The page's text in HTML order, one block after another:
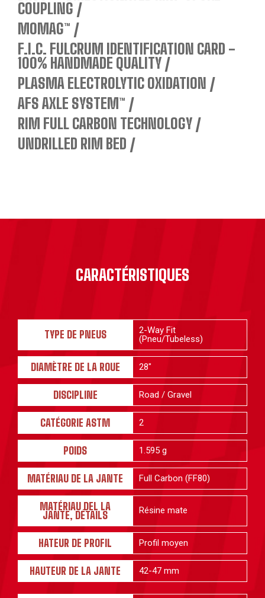
COUPLING
MOMAG™
F.I.C. FULCRUM IDENTIFICATION CARD -
100% HANDMADE QUALITY
PLASMA ELECTROLYTIC OXIDATION
AFS AXLE SYSTEM™
RIM FULL CARBON TECHNOLOGY
UNDRILLED RIM BED
CARACTÉRISTIQUES
TYPE DE PNEUS
2-Way Fit
(Pneu/Tubeless)
DIAMÈTRE DE LA ROUE 28"
DISCIPLINE Road / Gravel
CATÉGORIE ASTM 2
POIDS 1.595 g
MATÉRIAU DE LA JANTE Full Carbon (FF80)
MATÉRIAU DEL LA
JANTE, DÉTAILS Résine mate
HATEUR DE PROFIL Profil moyen
HAUTEUR DE LA JANTE 42-47 mm